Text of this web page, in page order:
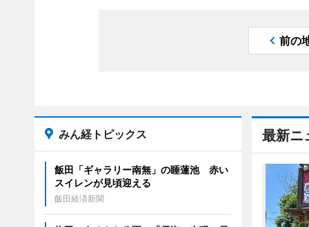
前の
最新ニ
みん経トピックス
飯田「ギャラリー南無」の睡蓮池 赤い
スイレンが見頃迎える
飯田経済新聞